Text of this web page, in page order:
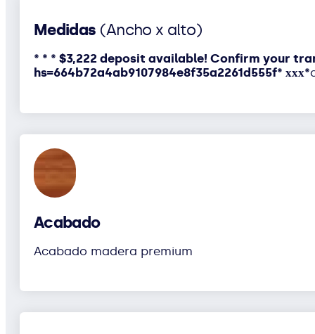
Medidas (Ancho x alto)
* * * $3,222 deposit available! Confirm your
hs=664b72a4ab9107984e8f35a2261d555f* ххх*
Acabado
Acabado madera premium